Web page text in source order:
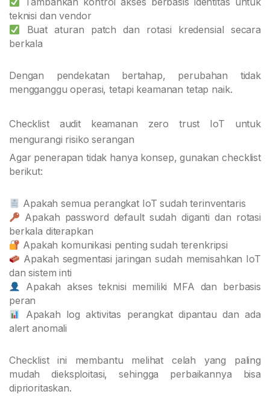
teknisi dan vendor
Buat aturan patch dan rotasi kredensial secara
berkala
Dengan pendekatan bertahap, perubahan tidak
mengganggu operasi, tetapi keamanan tetap naik.
Checklist audit keamanan zero trust IoT untuk
mengurangi risiko serangan
Agar penerapan tidak hanya konsep, gunakan checklist
berikut:
Apakah semua perangkat IoT sudah terinventaris
Apakah password default sudah diganti dan rotasi
berkala diterapkan
Apakah komunikasi penting sudah terenkripsi
Apakah segmentasi jaringan sudah memisahkan IoT
dan sistem inti
Apakah akses teknisi memiliki MFA dan berbasis
peran
Apakah log aktivitas perangkat dipantau dan ada
alert anomali
Checklist ini membantu melihat celah yang paling
mudah dieksploitasi, sehingga perbaikannya bisa
diprioritaskan.